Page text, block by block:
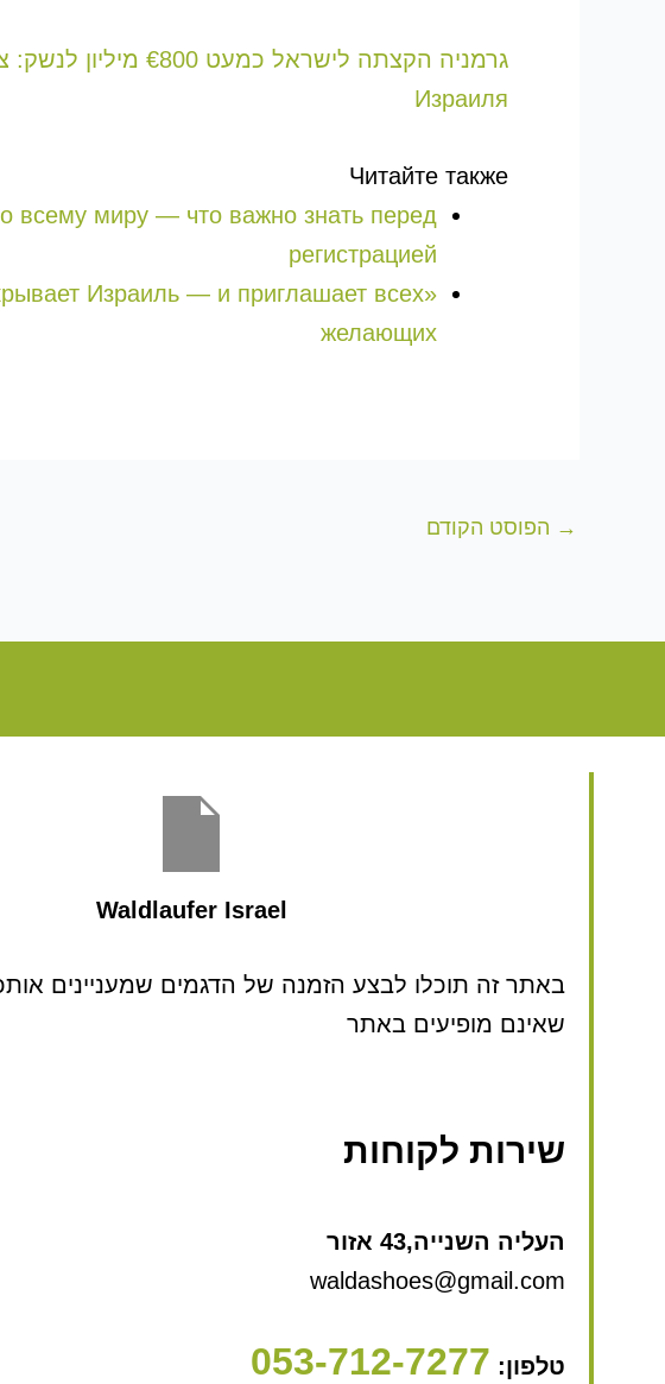
גרמניה הקצתה לישראל כמעט €800 מיליון לנשק: צוללת Drakon, Arrow 3 והמאבק על מפעל פולקסווגן
Израиля
Читайте также
всему миру — что важно знать перед
регистрацией
Израиль — и приглашает всех
желающих
→ הפוסט הקודם
Waldlaufer Israel
באתר זה תוכלו לבצע הזמנה של הדגמים שמעניינים
שאינם מופיעים באתר
שירות לקוחות
העליה השנייה,43 אזור
waldashoes@gmail.com
טלפון: 053-712-7277